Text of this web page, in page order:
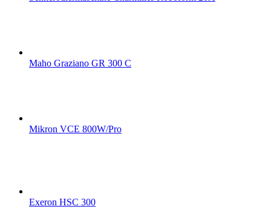
Maho Graziano GR 300 C
Mikron VCE 800W/Pro
Exeron HSC 300